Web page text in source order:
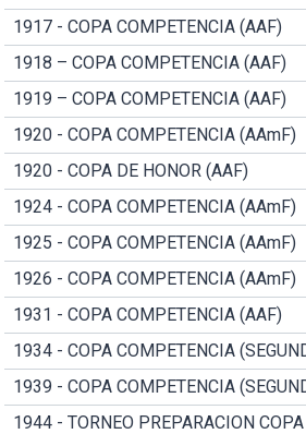
1917 - COPA COMPETENCIA (AAF)
1918 – COPA COMPETENCIA (AAF)
1919 – COPA COMPETENCIA (AAF)
1920 - COPA COMPETENCIA (AAmF)
1920 - COPA DE HONOR (AAF)
1924 - COPA COMPETENCIA (AAmF)
1925 - COPA COMPETENCIA (AAmF)
1926 - COPA COMPETENCIA (AAmF)
1931 - COPA COMPETENCIA (AAF)
1934 - COPA COMPETENCIA
1939 - COPA COMPETENCIA
1944 - TORNEO PREPARACION